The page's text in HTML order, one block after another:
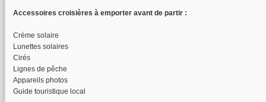
Accessoires croisières à emporter avant de partir :
Crème solaire
Lunettes solaires
Cirés
Lignes de pêche
Appareils photos
Guide touristique local